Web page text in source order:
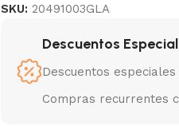
SKU:20491003GLA
Descuentos
Descuentos
Compras recurrentes